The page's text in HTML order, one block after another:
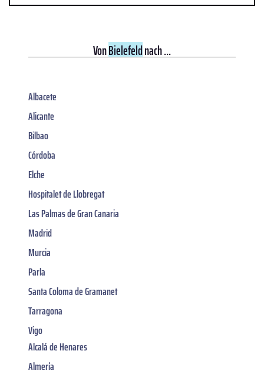
VonBielefeldnach ...
Albacete
Alicante
Bilbao
Córdoba
Elche
Hospitalet de Llobregat
Las Palmas de Gran Canaria
Madrid
Murcia
Parla
Santa Coloma de Gramanet
Tarragona
Vigo
Alcalá de Henares
Almería